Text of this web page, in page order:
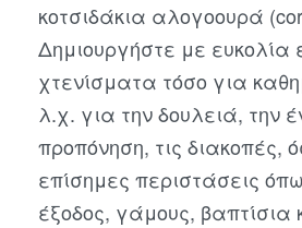
κοτσιδάκια αλογοουρά
Δημιουργήστε με ευκολία
χτενίσματα τόσο για
λ.χ. για την δουλειά, την
προπόνηση, τις διακοπές,
επίσημες περιστάσεις
έξοδος, γάμους, βαπτίσια